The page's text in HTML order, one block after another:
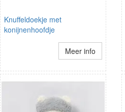
Knuffeldoekje met
konijnenhoofdje
Meer info